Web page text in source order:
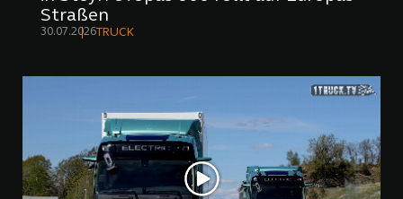
Straßen
30.07.2026TRUCK